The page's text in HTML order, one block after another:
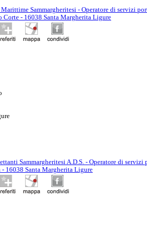
Sammargheritesi - Operatore di servizi
Corte - 16038 Santa Margherita Ligure
Sammargheritesi A.D.S. - Operatore di servizi
16038 Santa Margherita Ligure